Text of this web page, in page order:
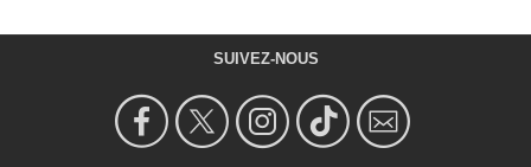
SUIVEZ-NOUS